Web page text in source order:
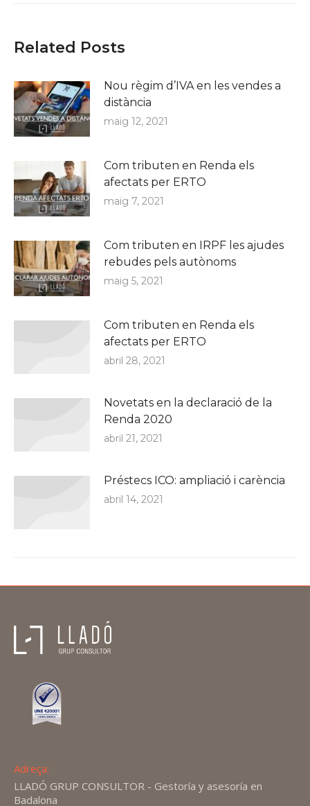
Related Posts
Nou règim d’IVA en les vendes a
distància
maig 12, 2021
Com tributen en Renda els
afectats per ERTO
maig 7, 2021
Com tributen en IRPF les ajudes
rebudes pels autònoms
maig 5, 2021
Com tributen en Renda els
afectats per ERTO
abril 28, 2021
Novetats en la declaració de la
Renda 2020
abril 21, 2021
Préstecs ICO: ampliació i carència
abril 14, 2021
Adreça:
LLADÓ GRUP CONSULTOR - Gestoría y asesoría en
Badalona